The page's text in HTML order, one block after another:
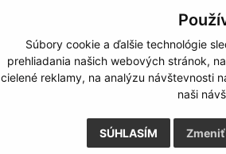
Súbory cookie a ďalšie technológie
prehliadania našich webových stránok,
cielené reklamy, na analýzu návštevnosti
naši
SÚHLASÍM